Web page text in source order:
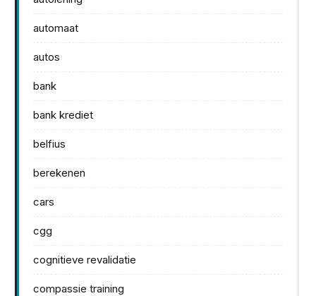
automaat
autos
bank
bank krediet
belfius
berekenen
cars
cgg
cognitieve revalidatie
compassie training